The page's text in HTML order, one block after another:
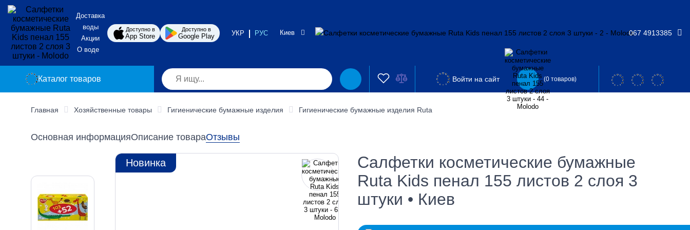
Доставка
воды
Акции
О воде
Доступно в
App Store
Доступно в
Google Play УКР РУС Киев 067 4913385
Каталог товаров Войти на сайт (0 товаров)
Главная Хозяйственные товары Гигиенические бумажные изделия Гигиенические бумажные изделия Ruta
Основная информацияОписание товараОтзывы
Новинка
Салфетки косметические бумажные
Ruta Kids пенал 155 листов 2 слоя 3
штуки • Киев